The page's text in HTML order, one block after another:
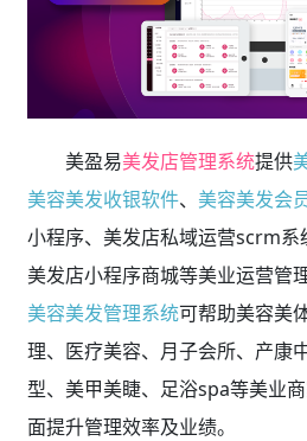
美盈易美发店管理系统提供
美容美发收银软件、 美容美发会
小程序、美发店私域运营scrm系
美发店小程序商城等美业运营管
美容美发管理系统可帮助美容美
理、医疗美容、月子会所、产康
型、美甲美睫、足浴spa等美业
面提升管理效率及业绩。